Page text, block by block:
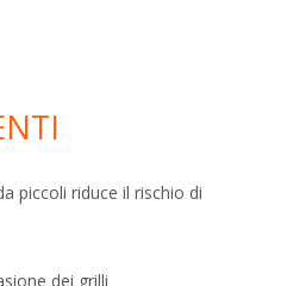
piccoli riduce il rischio di
dei grilli